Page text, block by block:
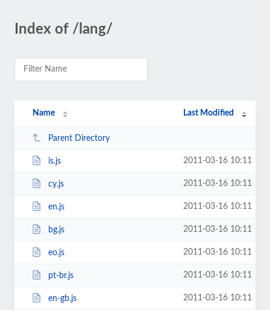
Index of /lang/
Name Last Modified
Parent Directory
is.js 2011-03-16 10:11
cy.js 2011-03-16 10:11
en.js 2011-03-16 10:11
bg.js 2011-03-16 10:11
eo.js 2011-03-16 10:11
pt-br.js 2011-03-16 10:11
en-gb.js 2011-03-16 10:11